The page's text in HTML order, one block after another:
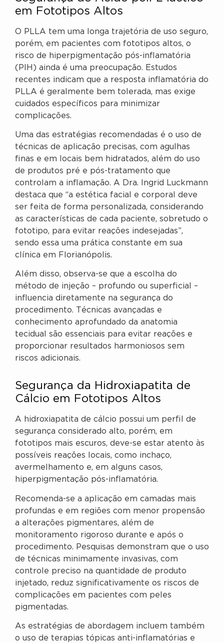
em Fototipos Altos
O PLLA tem uma longa trajetória de uso seguro,
porém, em pacientes com fototipos altos, o
risco de hiperpigmentação pós-inflamatória
(PIH) ainda é uma preocupação. Estudos
recentes indicam que a resposta inflamatória do
PLLA é geralmente bem tolerada, mas exige
cuidados específicos para minimizar
complicações.
Uma das estratégias recomendadas é o uso de
técnicas de aplicação precisas, com agulhas
finas e em locais bem hidratados, além do uso
de produtos pré e pós-tratamento que
controlam a inflamação. A Dra. Ingrid Luckmann
destaca que “a estética facial e corporal deve
ser feita de forma personalizada, considerando
as características de cada paciente, sobretudo o
fototipo, para evitar reações indesejadas”,
sendo essa uma prática constante em sua
clínica em Florianópolis.
Além disso, observa-se que a escolha do
método de injeção – profundo ou superficial –
influencia diretamente na segurança do
procedimento. Técnicas avançadas e
conhecimento aprofundado da anatomia
tecidual são essenciais para evitar reações e
proporcionar resultados harmoniosos sem
riscos adicionais.
Segurança da Hidroxiapatita de
Cálcio em Fototipos Altos
A hidroxiapatita de cálcio possui um perfil de
segurança considerado alto, porém, em
fototipos mais escuros, deve-se estar atento às
possíveis reações locais, como inchaço,
avermelhamento e, em alguns casos,
hiperpigmentação pós-inflamatória.
Recomenda-se a aplicação em camadas mais
profundas e em regiões com menor propensão
a alterações pigmentares, além de
monitoramento rigoroso durante e após o
procedimento. Pesquisas demonstram que o uso
de técnicas minimamente invasivas, com
controle preciso na quantidade de produto
injetado, reduz significativamente os riscos de
complicações em pacientes com peles
pigmentadas.
As estratégias de abordagem incluem também
o uso de terapias tópicas anti-inflamatórias e